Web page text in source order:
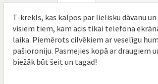
T-krekls, kas kalpos par lielisku dāvanu
visiem tiem, kam acis tikai telefona
laika. Piemērots cilvēkiem ar veselīgu
pašioroniju. Pasmejies kopā ar draugiem
biežāk būt šeit un tagad!